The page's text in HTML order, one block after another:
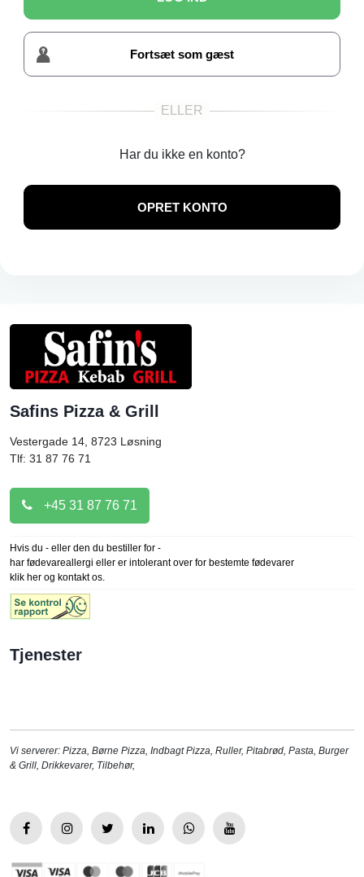
Fortsæt som gæst
Har du ikke en konto?
OPRET KONTO
Safins Pizza & Grill
Vestergade 14, 8723 Løsning
Tlf: 31 87 76 71
+45 31 87 76 71
Hvis du - eller den du bestiller for -
har fødevareallergi eller er intolerant over for bestemte fødevarer
klik her og kontakt os.
Tjenester
Vi serverer: Pizza, Børne Pizza, Indbagt Pizza, Ruller, Pitabrød, Pasta, Burger
& Grill, Drikkevarer, Tilbehør,